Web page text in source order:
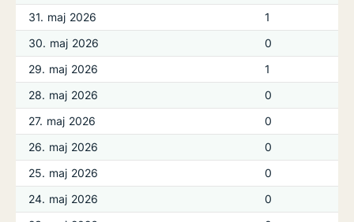
31. maj 2026
1
30. maj 2026
0
29. maj 2026
1
28. maj 2026
0
27. maj 2026
0
26. maj 2026
0
25. maj 2026
0
24. maj 2026
0